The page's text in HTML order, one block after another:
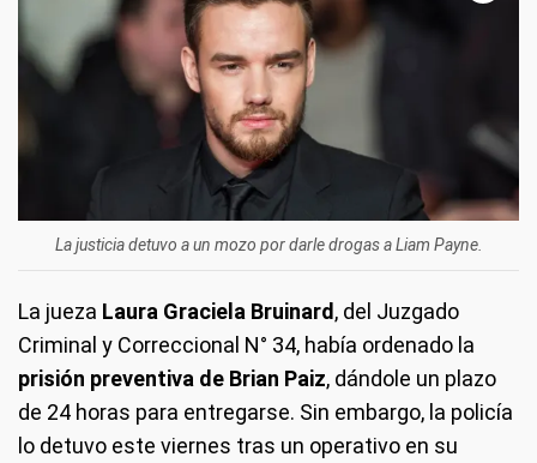
La justicia detuvo a un mozo por darle drogas a Liam Payne.
La jueza Laura Graciela Bruinard, del Juzgado
Criminal y Correccional N° 34, había ordenado la
prisión preventiva de Brian Paiz, dándole un plazo
de 24 horas para entregarse. Sin embargo, la policía
lo detuvo este viernes tras un operativo en su